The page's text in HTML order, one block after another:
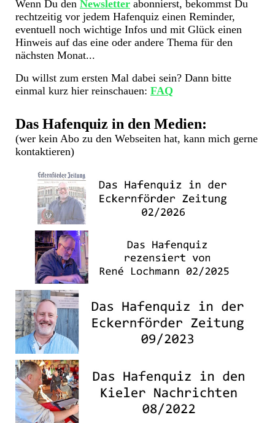
Wenn Du den Newsletter abonnierst, bekommst Du
rechtzeitig vor jedem Hafenquiz einen Reminder,
eventuell noch wichtige Infos und mit Glück einen
Hinweis auf das eine oder andere Thema für den
nächsten Monat...
Du willst zum ersten Mal dabei sein? Dann bitte
einmal kurz hier reinschauen: FAQ
Das Hafenquiz in den Medien:
(wer kein Abo zu den Webseiten hat, kann mich gerne
kontaktieren)